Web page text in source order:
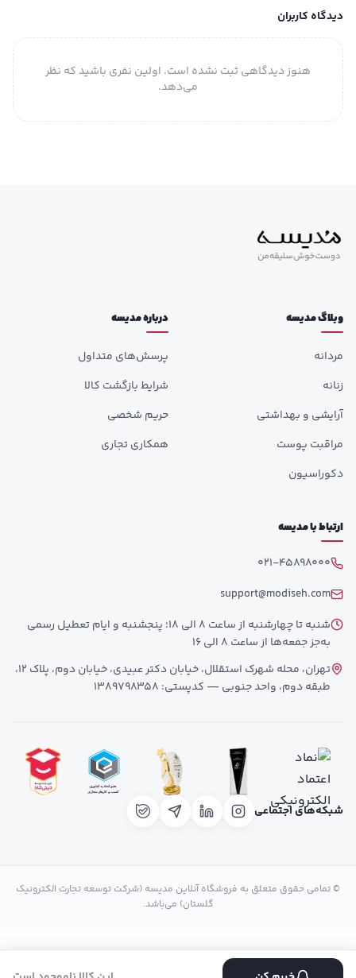
دیدگاه کاربران
هنوز دیدگاهی ثبت نشده است. اولین نفری باشید که نظر
می‌دهد.
وبلاگ مدیسه
مردانه
زنانه
آرایشی و بهداشتی
مراقبت پوست
دکوراسیون
درباره مدیسه
پرسش‌های متداول
شرایط بازگشت کالا
حریم شخصی
همکاری تجاری
ارتباط با مدیسه
021-45898000
support@modiseh.com
شنبه تا چهارشنبه از ساعت 8 الی 18؛ پنجشنبه و ایام تعطیل رسمی
به‌جز جمعه‌ها از ساعت 8 الی 16
تهران، محله شهرک استقلال، خیابان دکتر عبیدی، خیابان دوم، پلاک 12،
طبقه دوم، واحد جنوبی — کدپستی: 1389798358
شبکه‌های اجتماعی
© تمامی حقوق متعلق به فروشگاه آنلاین مدیسه (شرکت توسعه تجارت الکترونیک
گلستان) می‌باشد.